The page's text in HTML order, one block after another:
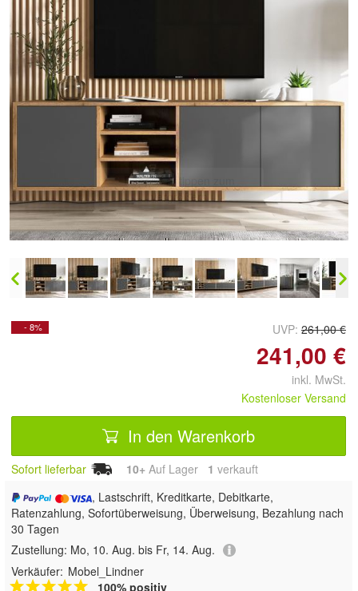
Doppelt antippen zum
vergrößern
- 8% UVP: 261,00 €
241,00 €
inkl. MwSt.
Kostenloser Versand
In den Warenkorb
Sofort lieferbar 10+ Auf Lager 1 verkauft
, Lastschrift, Kreditkarte, Debitkarte,
Ratenzahlung, Sofortüberweisung, Überweisung, Bezahlung nach
30 Tagen
Zustellung: Mo, 10. Aug. bis Fr, 14. Aug.
Verkäufer: Mobel_Lindner
100% positiv